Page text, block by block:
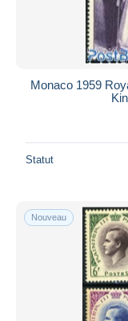
Monaco 1959
Statut
Nouveau